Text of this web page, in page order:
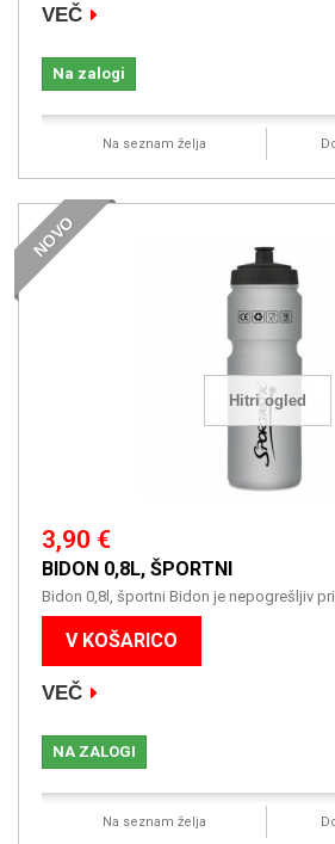
VEČ
Na zalogi
Na seznam želja
Hitri ogled
NOVO
3,90 €
BIDON 0,8L, ŠPORTNI
Bidon 0,8l, športni Bidon je nepogrešljiv
V KOŠARICO
VEČ
NA ZALOGI
Na seznam želja